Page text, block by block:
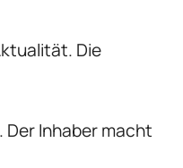
Die
Inhaber macht